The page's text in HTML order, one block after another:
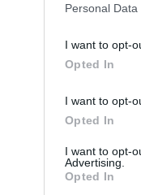
Personal
I want to opt-
Opted In
I want to opt-
Opted In
I want to opt-
Advertising.
Opted In